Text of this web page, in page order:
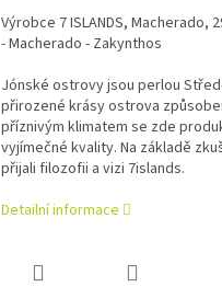
Výrobce 7 ISLANDS, Macherado,
- Macherado - Zakynthos
Jónské ostrovy jsou perlou
přirozené krásy ostrova
příznivým klimatem se zde
vyjímečné kvality. Na základě
přijali filozofii a vizi 7islands.
Detailní informace